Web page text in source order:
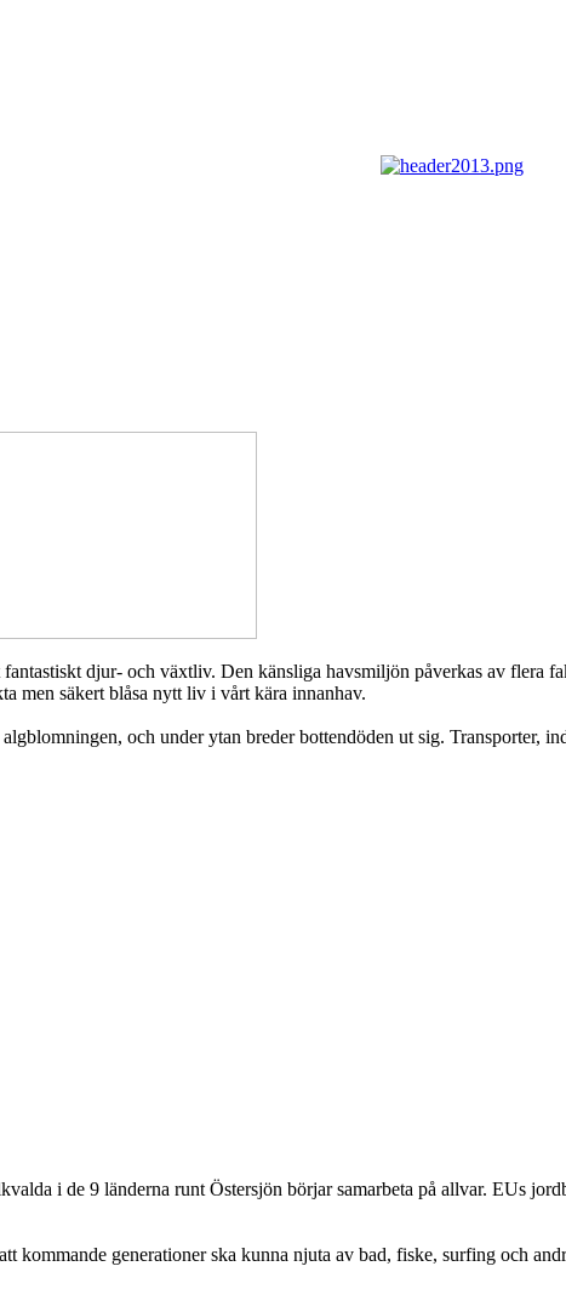
djur- och växtliv. Den känsliga havsmiljön påverkas av flera
men säkert blåsa nytt liv i vårt kära innanhav.
och under ytan breder bottendöden ut sig. Transporter,
i de 9 länderna runt Östersjön börjar samarbeta på allvar. EUs
kommande generationer ska kunna njuta av bad, fiske, surfing och